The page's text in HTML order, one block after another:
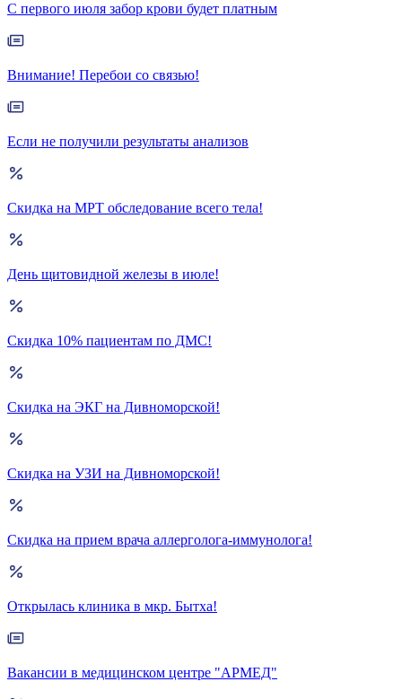
С первого июля забор крови будет платным
Внимание! Перебои со связью!
Если не получили результаты анализов
Скидка на МРТ обследование всего тела!
День щитовидной железы в июле!
Скидка 10% пациентам по ДМС!
Скидка на ЭКГ на Дивноморской!
Скидка на УЗИ на Дивноморской!
Скидка на прием врача аллерголога-иммунолога!
Открылась клиника в мкр. Бытха!
Вакансии в медицинском центре "АРМЕД"